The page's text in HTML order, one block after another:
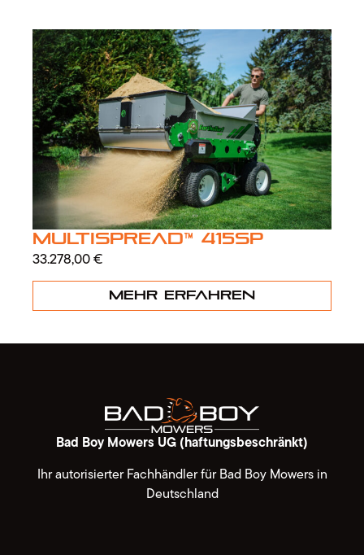
MultiSpread™ 415SP
33.278,00€
Mehr erfahren
Bad Boy Mowers UG (haftungsbeschränkt)
Ihr autorisierter Fachhändler für Bad Boy Mowers in
Deutschland